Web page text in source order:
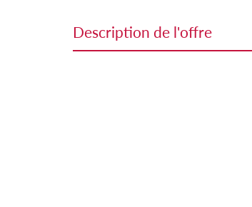
description de l'offre